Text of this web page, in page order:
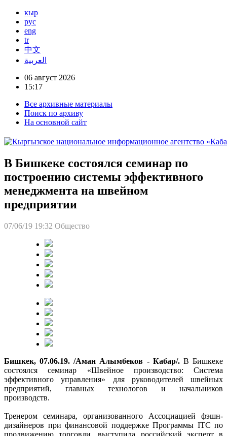
кыр
рус
eng
tr
中文
العربية
06 август 2026
15:17
Все архивные материалы
Поиск по архиву
На основной сайт
В Бишкеке состоялся семинар по
построению системы эффективного
менеджмента на швейном
предприятии
07/06/19 19:32 Общество
Бишкек, 07.06.19. /Аман Алымбеков - Кабар/.В Бишкеке
состоялся семинар «Швейное производство: Система
эффективного управления» для руководителей швейных
предприятий, главных технологов и начальников
производств.
Тренером семинара, организованного Ассоциацией фэшн-
дизайнеров при финансовой поддержке Программы ITC по
продвижению торговли, выступила российский эксперт в